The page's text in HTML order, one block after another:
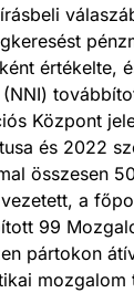
értékelte,
Központ
és 2022
összesen
a
99
pártokon
mozgalom